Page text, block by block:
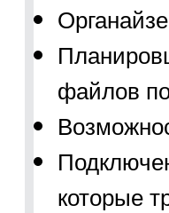
файлов
которые